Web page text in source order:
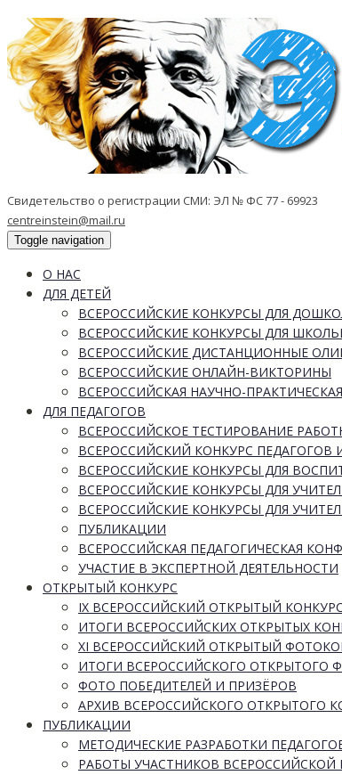
Свидетельство о регистрации СМИ: ЭЛ № ФС 77 - 69923
centreinstein@mail.ru
Toggle navigation
О НАС
ДЛЯ ДЕТЕЙ
ВСЕРОССИЙСКИЕ КОНКУРСЫ ДЛЯ
ВСЕРОССИЙСКИЕ КОНКУРСЫ ДЛЯ
ВСЕРОССИЙСКИЕ ДИСТАНЦИОННЫЕ
ВСЕРОССИЙСКИЕ ОНЛАЙН-ВИКТОРИНЫ
ВСЕРОССИЙСКАЯ НАУЧНО-
ДЛЯ ПЕДАГОГОВ
ВСЕРОССИЙСКОЕ ТЕСТИРОВАНИЕ
ВСЕРОССИЙСКИЙ КОНКУРС ПЕДАГОГОВ
ВСЕРОССИЙСКИЕ КОНКУРСЫ ДЛЯ
ВСЕРОССИЙСКИЕ КОНКУРСЫ ДЛЯ
ВСЕРОССИЙСКИЕ КОНКУРСЫ ДЛЯ
ПУБЛИКАЦИИ
ВСЕРОССИЙСКАЯ ПЕДАГОГИЧЕСКАЯ
УЧАСТИЕ В ЭКСПЕРТНОЙ ДЕЯТЕЛЬНОСТИ
ОТКРЫТЫЙ КОНКУРС
IX ВСЕРОССИЙСКИЙ ОТКРЫТЫЙ
ИТОГИ ВСЕРОССИЙСКИХ ОТКРЫТЫХ
XI ВСЕРОССИЙСКИЙ ОТКРЫТЫЙ
ИТОГИ ВСЕРОССИЙСКОГО ОТКРЫТОГО
ФОТО ПОБЕДИТЕЛЕЙ И ПРИЗЁРОВ
АРХИВ ВСЕРОССИЙСКОГО ОТКРЫТОГО
ПУБЛИКАЦИИ
МЕТОДИЧЕСКИЕ РАЗРАБОТКИ
РАБОТЫ УЧАСТНИКОВ